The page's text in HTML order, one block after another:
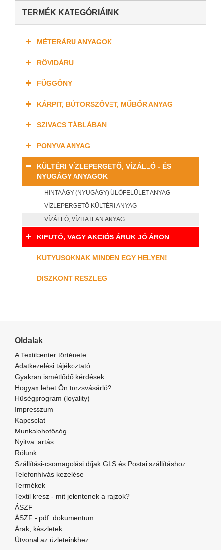
TERMÉK KATEGÓRIÁINK
MÉTERÁRU ANYAGOK
RÖVIDÁRU
FÜGGÖNY
KÁRPIT, BÚTORSZÖVET, MŰBŐR ANYAG
SZIVACS TÁBLÁBAN
PONYVA ANYAG
KÜLTÉRI VÍZLEPERGETŐ, VÍZÁLLÓ - ÉS
NYUGÁGY ANYAGOK
HINTAÁGY (NYUGÁGY) ÜLŐFELÜLET ANYAG
VÍZLEPERGETŐ KÜLTÉRI ANYAG
VÍZÁLLÓ, VÍZHATLAN ANYAG
KIFUTÓ, VAGY AKCIÓS ÁRUK JÓ ÁRON
KUTYUSOKNAK MINDEN EGY HELYEN!
DISZKONT RÉSZLEG
Oldalak
A Textilcenter története
Adatkezelési tájékoztató
Gyakran ismétlődő kérdések
Hogyan lehet Ön törzsvásárló?
Hűségprogram (loyality)
Impresszum
Kapcsolat
Munkalehetőség
Nyitva tartás
Rólunk
Szállítási-csomagolási díjak GLS és Postai szállításhoz
Telefonhívás kezelése
Termékek
Textil kresz - mit jelentenek a rajzok?
ÁSZF
ÁSZF - pdf. dokumentum
Árak, készletek
Útvonal az üzleteinkhez